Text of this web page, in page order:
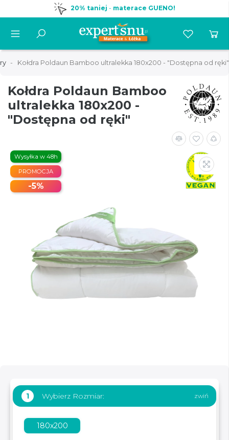
20% taniej - materace GUENO!
Kołdra Poldaun Bamboo ultralekka 180x200 - "Dostępna od ręki"
Kołdra Poldaun Bamboo
ultralekka 180x200 -
"Dostępna od ręki"
PROMOCJA
-5%
Wysyłka w 48h
1 Wybierz Rozmiar:
180x200